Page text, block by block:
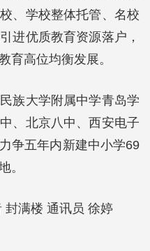
、学校整体托管、名校
进优质教育资源落户，
育高位均衡发展。
族大学附属中学青岛学
、北京八中、西安电子
争五年内新建中小学69
。
封满楼 通讯员 徐婷